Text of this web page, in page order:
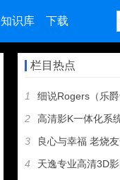
知识库 下载
栏目热点
1
细说Rogers（乐
2
高清影K一体化系
3
良心与幸福 老烧友全面
4
天逸专业高清3D